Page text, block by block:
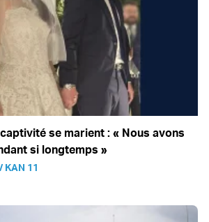
se marient : « Nous avons
si longtemps »
KAN 11